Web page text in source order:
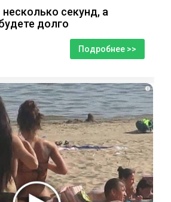
секунд, а
долго
Подробнее >>
i